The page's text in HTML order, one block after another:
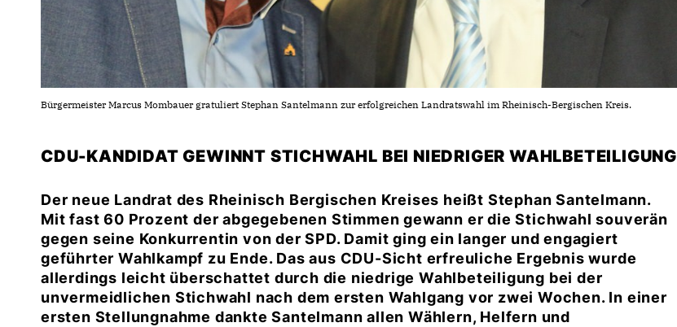
Bürgermeister Marcus Mombauer gratuliert Stephan Santelmann zur erfolgreichen Landratswahl im Rheinisch-Bergischen Kreis.
CDU-KANDIDAT GEWINNT STICHWAHL BEI NIEDRIGER WAHLBETEILIGUNG
Der neue Landrat des Rheinisch Bergischen Kreises heißt Stephan Santelmann.
Mit fast 60 Prozent der abgegebenen Stimmen gewann er die Stichwahl souverän
gegen seine Konkurrentin von der SPD. Damit ging ein langer und engagiert
geführter Wahlkampf zu Ende. Das aus CDU-Sicht erfreuliche Ergebnis wurde
allerdings leicht überschattet durch die niedrige Wahlbeteiligung bei der
unvermeidlichen Stichwahl nach dem ersten Wahlgang vor zwei Wochen. In einer
ersten Stellungnahme dankte Santelmann allen Wählern, Helfern und